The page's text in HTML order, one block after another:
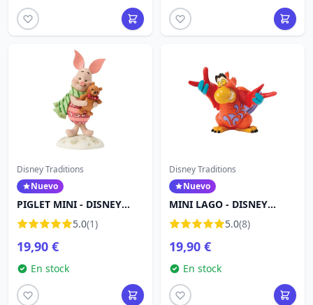
Disney Traditions
Nuevo
PIGLET MINI - DISNEY
TRADITIONS5.0(1)
19,90 €
En stock
Disney Traditions
Nuevo
MINI LAGO - DISNEY
TRADITIONS5.0(8)
19,90 €
En stock